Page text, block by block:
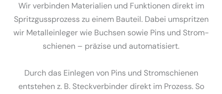
Wir verbinden Materialien und Funktionen direkt im
Spritz­guss­prozess zu einem Bauteil. Dabei umspritzen
wir Metall­ein­leger wie Buchsen sowie Pins und Strom­
schienen – präzise und automa­ti­siert.
Durch das Einlegen von Pins und Strom­schienen
entstehen z. B. Steck­ver­binder direkt im Prozess. So